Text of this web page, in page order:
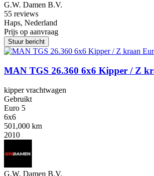
G.W. Damen B.V.
55 reviews
Haps, Nederland
Prijs op aanvraag
Stuur bericht
MAN TGS 26.360 6x6 Kipper / Z
kipper vrachtwagen
Gebruikt
Euro 5
6x6
501,000 km
2010
G.W. Damen B.V.